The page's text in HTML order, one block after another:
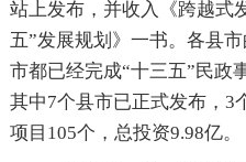
站上发布，并收入《跨越
五”发展规划》一书。各县
市都已经完成“十三五”民政
其中7个县市已正式发布，3
项目105个，总投资9.98亿。